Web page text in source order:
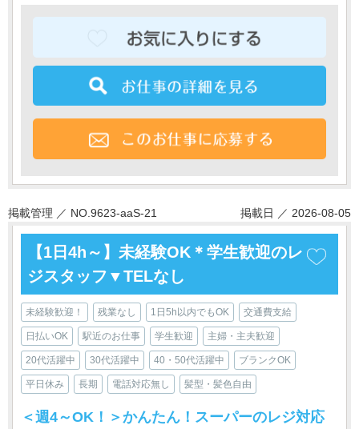
掲載管理 ／ NO.9623-aaS-21 掲載日 ／ 2026-08-05
【1日4h～】未経験OK＊学生歓迎のレ
ジスタッフ▼TELなし
未経験歓迎！ 残業なし 1日5h以内でもOK 交通費支給
日払いOK 駅近のお仕事 学生歓迎 主婦・主夫歓迎
20代活躍中 30代活躍中 40・50代活躍中 ブランクOK
平日休み 長期 電話対応無し 髪型・髪色自由
＜週4～OK！＞かんたん！スーパーのレジ対応